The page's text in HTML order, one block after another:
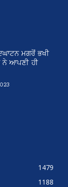
ਮਗਰੋਂ ਭਖੀ
ਨੇ ਆਪਣੀ ਹੀ
1479
1188